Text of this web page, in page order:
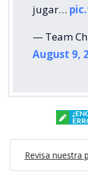
jugar…
— Team
August 9,
Revisa nuestra